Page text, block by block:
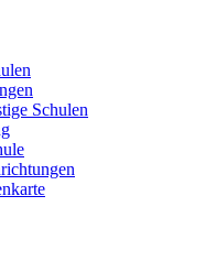
Schulen